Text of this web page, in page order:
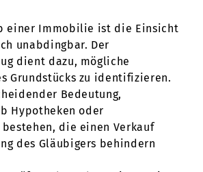
einer Immobilie ist die Einsicht
unabdingbar. Der
dient dazu, mögliche
Grundstücks zu identifizieren.
Bedeutung,
Hypotheken oder
die einen Verkauf
des Gläubigers behindern